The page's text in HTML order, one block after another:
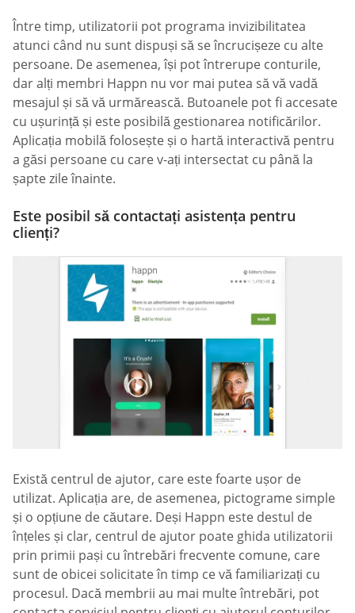
Între timp, utilizatorii pot programa invizibilitatea
atunci când nu sunt dispuși să se încrucișeze cu alte
persoane. De asemenea, își pot întrerupe conturile,
dar alți membri Happn nu vor mai putea să vă vadă
mesajul și să vă urmărească. Butoanele pot fi accesate
cu ușurință și este posibilă gestionarea notificărilor.
Aplicația mobilă folosește și o hartă interactivă pentru
a găsi persoane cu care v-ați intersectat cu până la
șapte zile înainte.
Este posibil să contactați asistența pentru
clienți?
Există centrul de ajutor, care este foarte ușor de
utilizat. Aplicația are, de asemenea, pictograme simple
și o opțiune de căutare. Deși Happn este destul de
înțeles și clar, centrul de ajutor poate ghida utilizatorii
prin primii pași cu întrebări frecvente comune, care
sunt de obicei solicitate în timp ce vă familiarizați cu
procesul. Dacă membrii au mai multe întrebări, pot